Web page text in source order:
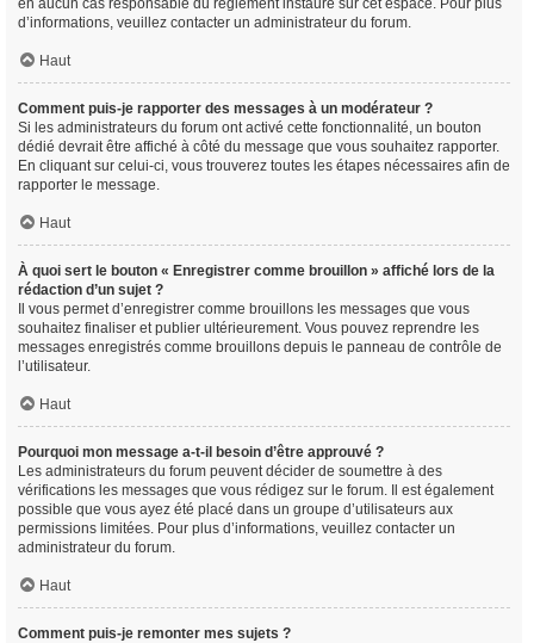
en aucun cas responsable du règlement instauré sur cet espace. Pour plus
d’informations, veuillez contacter un administrateur du forum.
Haut
Comment puis-je rapporter des messages à un modérateur ?
Si les administrateurs du forum ont activé cette fonctionnalité, un bouton
dédié devrait être affiché à côté du message que vous souhaitez rapporter.
En cliquant sur celui-ci, vous trouverez toutes les étapes nécessaires afin de
rapporter le message.
Haut
À quoi sert le bouton « Enregistrer comme brouillon » affiché lors de la
rédaction d’un sujet ?
Il vous permet d’enregistrer comme brouillons les messages que vous
souhaitez finaliser et publier ultérieurement. Vous pouvez reprendre les
messages enregistrés comme brouillons depuis le panneau de contrôle de
l’utilisateur.
Haut
Pourquoi mon message a-t-il besoin d’être approuvé ?
Les administrateurs du forum peuvent décider de soumettre à des
vérifications les messages que vous rédigez sur le forum. Il est également
possible que vous ayez été placé dans un groupe d’utilisateurs aux
permissions limitées. Pour plus d’informations, veuillez contacter un
administrateur du forum.
Haut
Comment puis-je remonter mes sujets ?